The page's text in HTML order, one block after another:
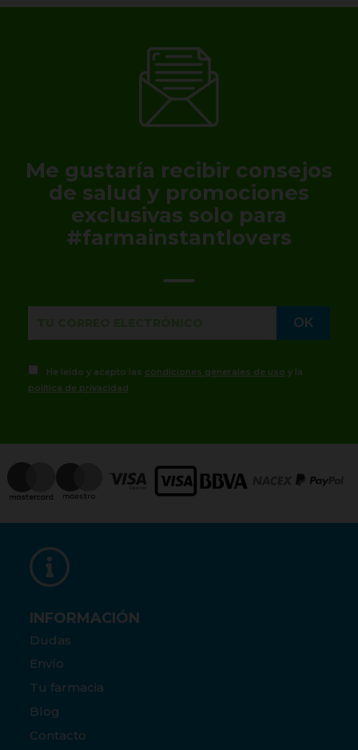
Me gustaría recibir consejos
de salud y promociones
exclusivas solo para
#farmainstantlovers
He leído y acepto las condiciones generales de uso y la
política de privacidad
INFORMACIÓN
Dudas
Envío
Tu farmacia
Blog
Contacto